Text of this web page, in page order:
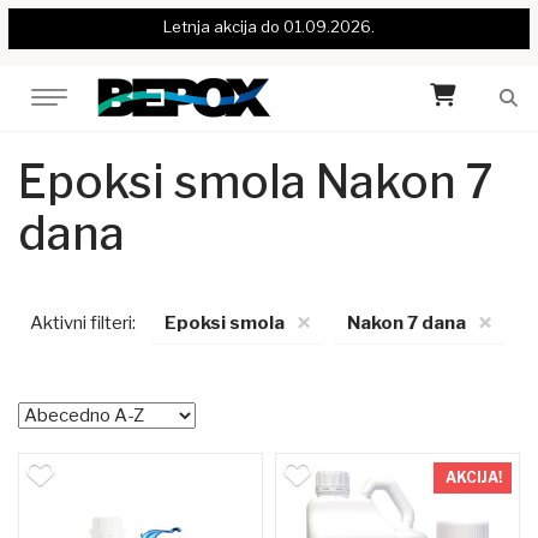
Letnja akcija do 01.09.2026.
Epoksi smola Nakon 7
dana
Aktivni filteri: ×
Epoksi smola ×
Nakon 7 dana
AKCIJA!